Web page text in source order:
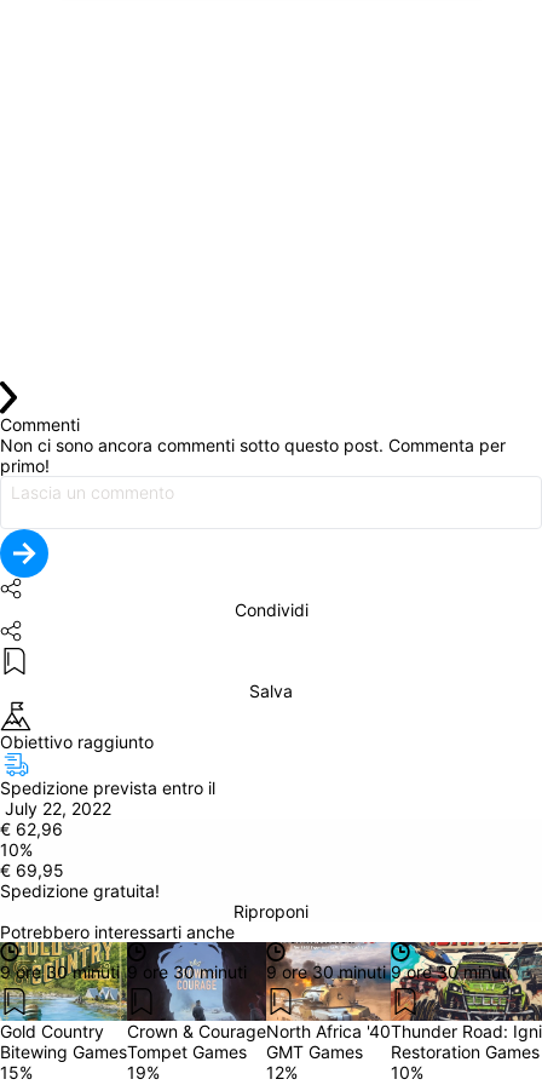
Commenti
Non ci sono ancora commenti sotto questo post. Commenta per
primo!
Condividi
Salva
Obiettivo raggiunto
Spedizione prevista entro il
July 22, 2022
€ 62,96
10%
€ 69,95
Spedizione gratuita!
Riproponi
Potrebbero interessarti anche
9 ore 30 minuti
Gold Country
Bitewing Games
15%
9 ore 30 minuti
Crown & Courage
Tompet Games
19%
9 ore 30 minuti
North Africa '40
GMT Games
12%
9 ore 30 minuti
Thunder Road:
Restoration Games
10%